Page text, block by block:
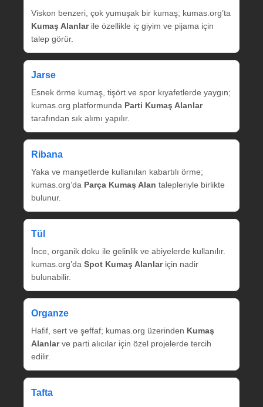
Viskon benzeri, çok yumuşak bir kumaş; kumas.org’ta
Kumaş Alanlarile özellikle iç giyim ve pijama için
talep görür.
Jarse
Esnek örme kumaş, tişört ve spor kıyafetlerde yaygın;
kumas.org platformunda Parti Kumaş Alanlar
tarafından sık alımı yapılır.
Ribana
Yaka ve manşetlerde kullanılan kabartılı örme;
kumas.org’da Parça Kumaş Alan talepleriyle birlikte
bulunur.
Tül
İnce, organik doku ile gelinlik ve abiyelerde kullanılır.
kumas.org’da Spot Kumaş Alanlariçin nadir
bulunabilir.
Organze
Hafif, sert ve şeffaf; kumas.org üzerinden Kumaş
Alanlarve parti alıcılar için özel projelerde tercih
edilir.
Tafta